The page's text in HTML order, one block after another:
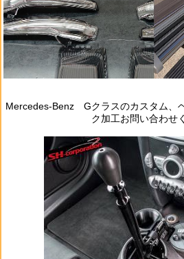
Mercedes‐Benz Gクラスのカスタム、
ク加工お問い合わせ